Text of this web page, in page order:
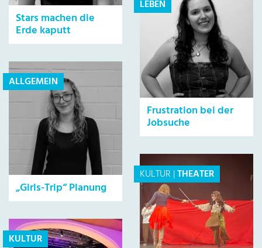
Stars machen die
Erde kaputt
ALLGEMEIN
„Girls-Trip“ Planung
KULTUR
LEBEN
Frustration bei der
Jobsuche
KULTUR |THEATER